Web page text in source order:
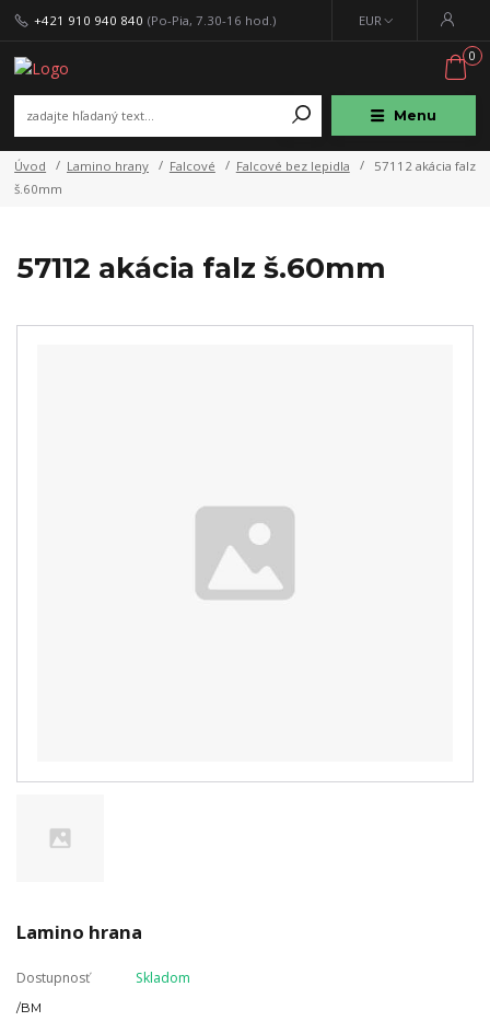
Menu
EUR
+421 910 940 840 (Po-Pia, 7.30-16 hod.)
0
Úvod Lamino hrany Falcové Falcové bez lepidla
57112 akácia falz
š.60mm
57112 akácia falz š.60mm
Lamino hrana
Dostupnosť Skladom
/BM